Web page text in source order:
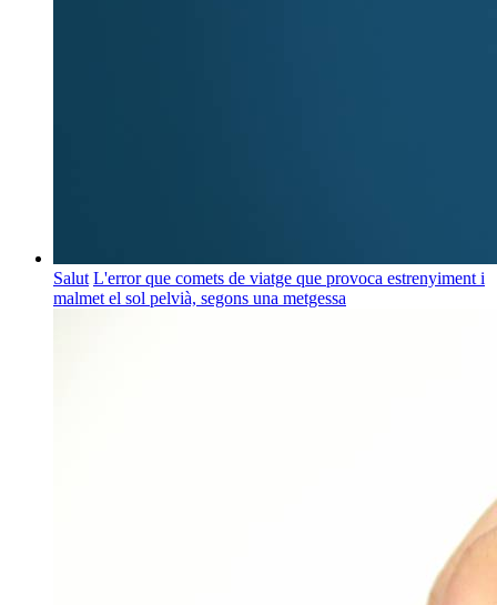
Salut L'error que comets de viatge que provoca estrenyiment i
malmet el sol pelvià, segons una metgessa